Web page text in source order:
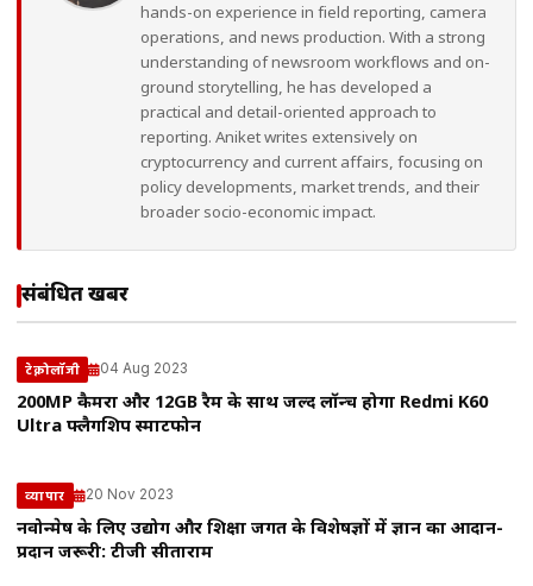
hands-on experience in field reporting, camera
operations, and news production. With a strong
understanding of newsroom workflows and on-
ground storytelling, he has developed a
practical and detail-oriented approach to
reporting. Aniket writes extensively on
cryptocurrency and current affairs, focusing on
policy developments, market trends, and their
broader socio-economic impact.
संबंधित खबरें
टेक्नोलॉजी 04 Aug 2023
200MP कैमरा और 12GB रैम के साथ जल्द लॉन्च होगा Redmi K60
Ultra फ्लैगशिप स्मार्टफोन
व्यापार 20 Nov 2023
नवोन्मेष के लिए उद्योग और शिक्षा जगत के विशेषज्ञों में ज्ञान का आदान-
प्रदान जरूरी: टीजी सीताराम